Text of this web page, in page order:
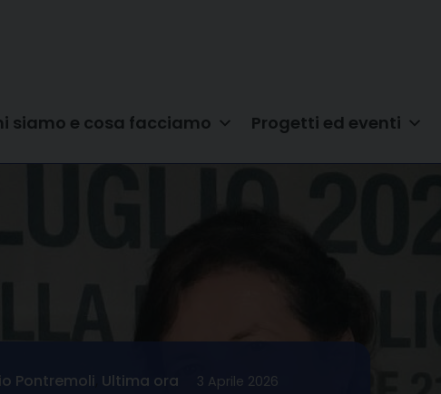
siamo e cosa facciamo Progetti ed eventi
Pontremoli Ultima ora 3 Aprile 2026